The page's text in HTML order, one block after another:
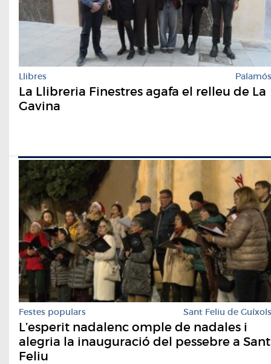
Llibres Palamós
La Llibreria Finestres agafa el relleu de La
Gavina
Festes populars Sant Feliu de Guíxols
L’esperit nadalenc omple de nadales i
alegria la inauguració del pessebre a Sant
Feliu